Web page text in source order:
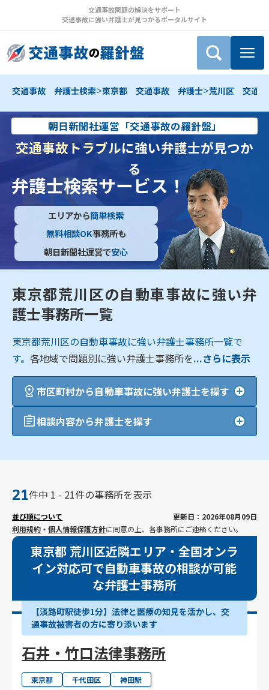
交通事故問題の解決をサポート
交通事故に強い弁護士が見つかるポータルサイト
交通事故 弁護士検索>東京都 交通事故 弁護士>荒川区 交通
朝日新聞社運営「交通事故の羅針盤」
交通事故トラブルに強い弁護士が見つか
る
弁護士検索サービス！
エリアから簡単検索
無料相談OK事務所も
朝日新聞社運営で安心
東京都荒川区の自動車事故に強い弁
護士事務所一覧
東京都荒川区の自動車事故に強い弁護士事務所一覧で
す。各地域で問題別に強い弁護士事務所を...さらに表示
市区町村から自動車事故に強い弁護士を探す
相談内容から弁護士を探す
21件中 1 - 21件の事務所を表示
並び順について
更新日：2026年08月09日
利用規約 ・個人情報保護方針に同意の上、各事務所にご連絡ください。
東京都 荒川区近隣エリア・全国オンラ
イン対応可で自動車事故の相談が可能
な弁護士事務所
【淡路町駅徒歩1分】法律と医療の知見を活かし、交
通事故被害者の方に寄り添います
石井・竹口法律事務所
東京都 千代田区 神田駅